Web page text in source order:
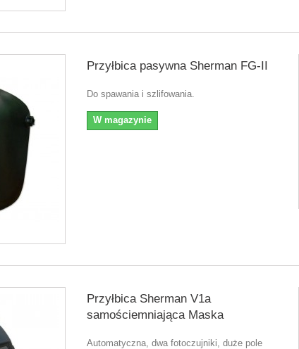
Przyłbica pasywna Sherman FG-II
Do spawania i szlifowania.
W magazynie
Przyłbica Sherman V1a
samościemniająca Maska
Automatyczna, dwa fotoczujniki, duże pole